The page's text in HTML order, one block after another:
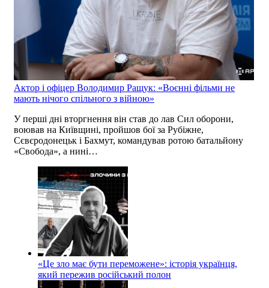
Актор і офіцер Володимир Ращук: «Воєнні фільми не
мають нічого спільного з війною»
У перші дні вторгнення він став до лав Сил оборони,
воював на Київщині, пройшов бої за Рубіжне,
Сєвєродонецьк і Бахмут, командував ротою батальйону
«Свобода», а нині…
«Це зло має бути переможене»: історія українця,
який пережив російський полон